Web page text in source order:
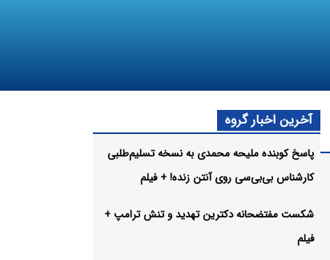
آخرین اخبار گروه
پاسخ کوبنده ملیحه محمدی به نسخه تسلیم‌طلبی
کارشناس بی‌بی‌سی روی آنتن زنده! + فیلم
شکست مفتضحانه دکترین تهدید و تنش ترامپ +
فیلم